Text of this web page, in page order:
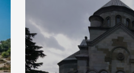
називаються «повстяками»
виробляє відмінне вино і його
легке біле і дуже […]